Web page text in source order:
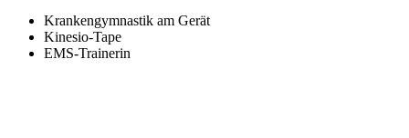
Krankengymnastik am Gerät
Kinesio-Tape
EMS-Trainerin